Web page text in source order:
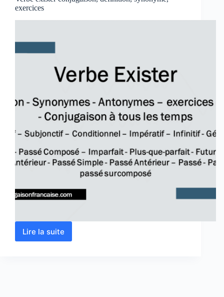
exercices
Lire la suite
Verbe